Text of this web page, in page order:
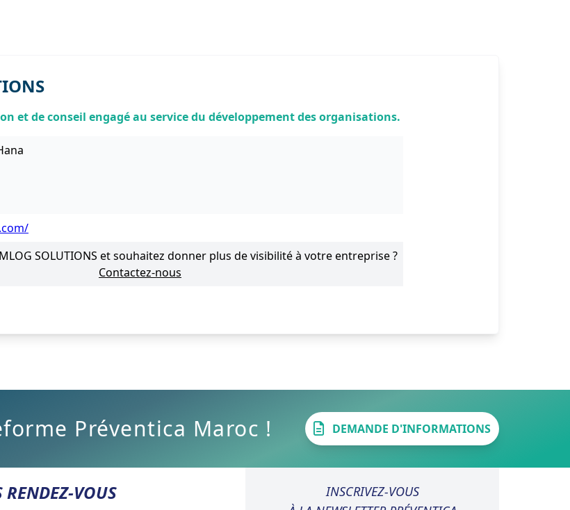
et de conseil engagé au service du développement des organisations.
SOLUTIONS et souhaitez donner plus de visibilité à votre entreprise ?
Contactez-nous
Préventica Maroc ! DEMANDE D'INFORMATIONS
RENDEZ-VOUS
INSCRIVEZ-VOUS